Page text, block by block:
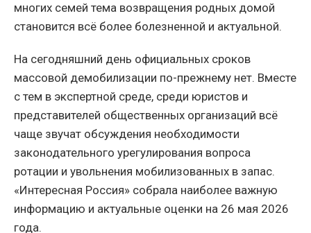
многих семей тема возвращения родных домой
становится всё более болезненной и актуальной.
На сегодняшний день официальных сроков
массовой демобилизации по-прежнему нет. Вместе
с тем в экспертной среде, среди юристов и
представителей общественных организаций всё
чаще звучат обсуждения необходимости
законодательного урегулирования вопроса
ротации и увольнения мобилизованных в запас.
«Интересная Россия» собрала наиболее важную
информацию и актуальные оценки на 26 мая 2026
года.